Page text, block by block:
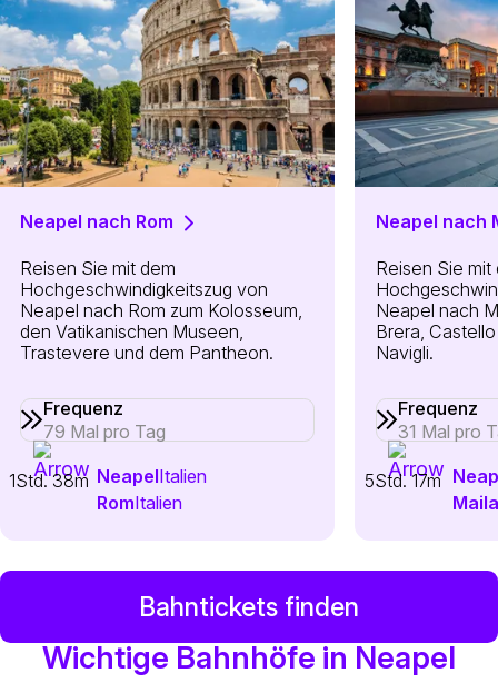
Neapel nach Rom
Reisen Sie mit dem
Hochgeschwindigkeitszug von
Neapel nach Rom zum Kolosseum,
den Vatikanischen Museen,
Trastevere und dem Pantheon.
Frequenz
79 Mal pro Tag
NeapelItalien
1Std. 38m
RomItalien
Neapel nach
Reisen Sie mit
Neapel nach
Brera,
Navigli.
Frequenz
31 Mal pro
5Std. 17m
Bahntickets finden
Wichtige Bahnhöfe in Neapel